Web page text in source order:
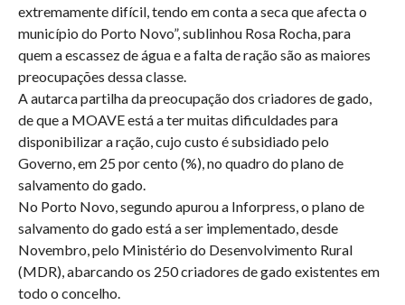
extremamente difícil, tendo em conta a seca que afecta o
município do Porto Novo”, sublinhou Rosa Rocha, para
quem a escassez de água e a falta de ração são as maiores
preocupações dessa classe.
A autarca partilha da preocupação dos criadores de gado,
de que a MOAVE está a ter muitas dificuldades para
disponibilizar a ração, cujo custo é subsidiado pelo
Governo, em 25 por cento (%), no quadro do plano de
salvamento do gado.
No Porto Novo, segundo apurou a Inforpress, o plano de
salvamento do gado está a ser implementado, desde
Novembro, pelo Ministério do Desenvolvimento Rural
(MDR), abarcando os 250 criadores de gado existentes em
todo o concelho.